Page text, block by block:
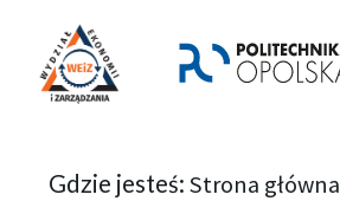
Gdzie jesteś: Strona główna